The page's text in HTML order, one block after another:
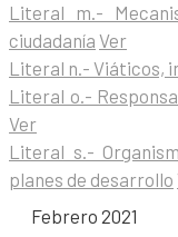
Literal m.-
ciudadanía Ver
Literal n.- Viáticos,
Literal o.-
Ver
Literal s.-
planes de desarrollo
Febrero 2021